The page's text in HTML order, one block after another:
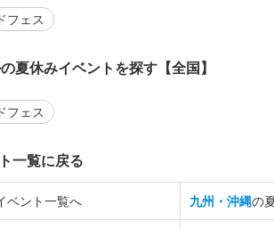
フェス
夏休みイベントを探す【全国】
フェス
一覧に戻る
ベント一覧へ 九州・沖縄の